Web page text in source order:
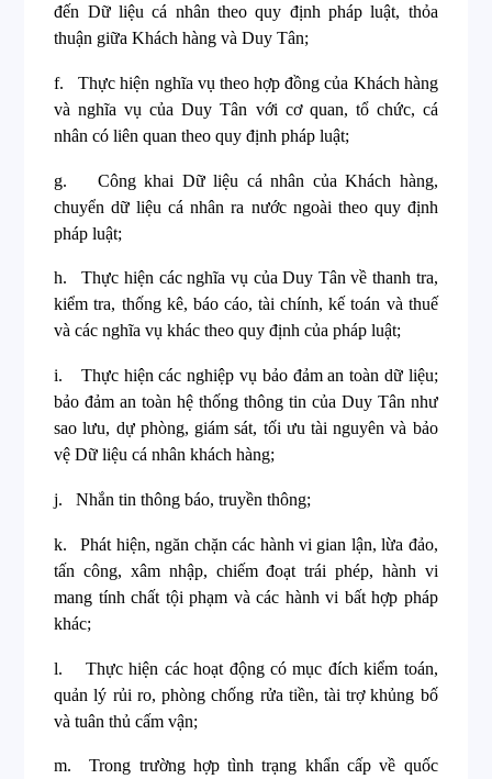
đến Dữ liệu cá nhân theo quy định pháp luật, thỏa
thuận giữa Khách hàng và Duy Tân;
f.
Thực hiện nghĩa vụ theo hợp đồng của Khách hàng
và nghĩa vụ của Duy Tân với cơ quan, tổ chức, cá
nhân có liên quan theo quy định pháp luật;
g.
Công khai Dữ liệu cá nhân của Khách hàng,
chuyển dữ liệu cá nhân ra nước ngoài theo quy định
pháp luật;
h.
Thực hiện các nghĩa vụ của Duy Tân về thanh tra,
kiểm tra, thống kê, báo cáo, tài chính, kế toán và thuế
và các nghĩa vụ khác theo quy định của pháp luật;
i.
Thực hiện các nghiệp vụ bảo đảm an toàn dữ liệu;
bảo đảm an toàn hệ thống thông tin của Duy Tân như
sao lưu, dự phòng, giám sát, tối ưu tài nguyên và bảo
vệ Dữ liệu cá nhân khách hàng;
j. Nhắn tin thông báo, truyền thông;
k.
Phát hiện, ngăn chặn các hành vi gian lận, lừa đảo,
tấn công, xâm nhập, chiếm đoạt trái phép, hành vi
mang tính chất tội phạm và các hành vi bất hợp pháp
khác;
l.
Thực hiện các hoạt động có mục đích kiểm toán,
quản lý rủi ro, phòng chống rửa tiền, tài trợ khủng bố
và tuân thủ cấm vận;
m.
Trong trường hợp tình trạng khẩn cấp về quốc